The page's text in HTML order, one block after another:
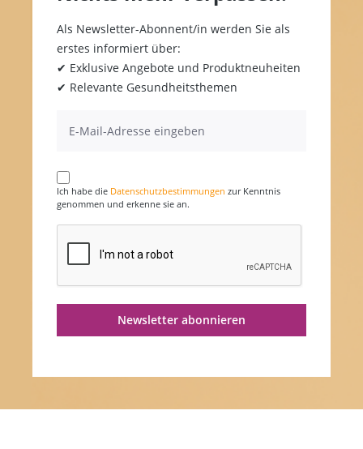
Als Newsletter-Abonnent/in werden Sie als
erstes informiert über:
✔ Exklusive Angebote und Produktneuheiten
✔ Relevante Gesundheitsthemen
Ich habe die Datenschutzbestimmungen zur Kenntnis
genommen und erkenne sie an.
Newsletter abonnieren